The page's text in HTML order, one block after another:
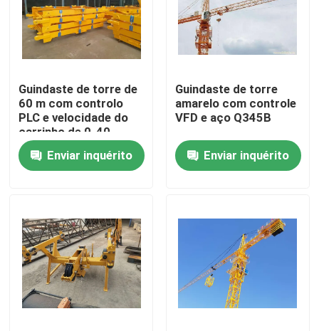
Vídeos
Quem Somos
Fábrica
Controle de Qualidade
Pedir um orçamento
Guindaste de torre superior liso
Guindaste de torre de
60 m com controlo
PLC e velocidade do
carrinho de 0-40
M/min
Enviar inquérito
Guindaste de torre
amarelo com controle
VFD e aço Q345B
Enviar inquérito